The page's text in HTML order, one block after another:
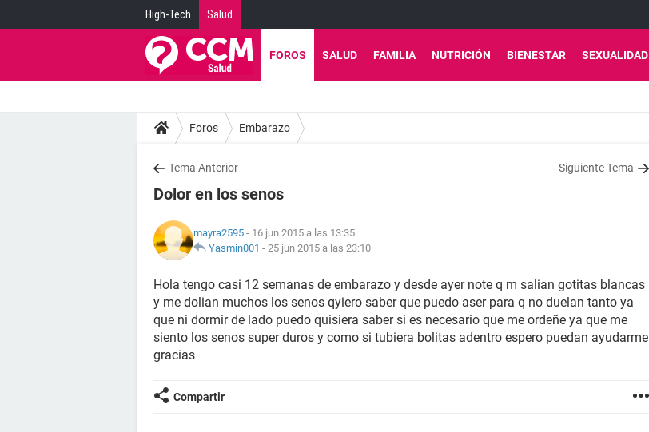
High-Tech Salud
FOROS SALUD FAMILIA NUTRICIÓN BIENESTAR SEXUALIDAD
Foros Embarazo
Tema Anterior Siguiente Tema
Dolor en los senos
mayra2595 - 16 jun 2015 a las 13:35
Yasmin001 - 25 jun 2015 a las 23:10
Hola tengo casi 12 semanas de embarazo y desde ayer note q m salian gotitas blancas
y me dolian muchos los senos qyiero saber que puedo aser para q no duelan tanto ya
que ni dormir de lado puedo quisiera saber si es necesario que me ordeñe ya que me
siento los senos super duros y como si tubiera bolitas adentro espero puedan ayudarme
gracias
Compartir